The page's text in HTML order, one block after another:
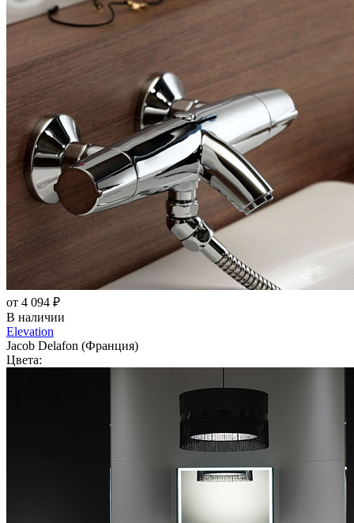
от 4 094 ₽
В наличии
Elevation
Jacob Delafon (Франция)
Цвета: